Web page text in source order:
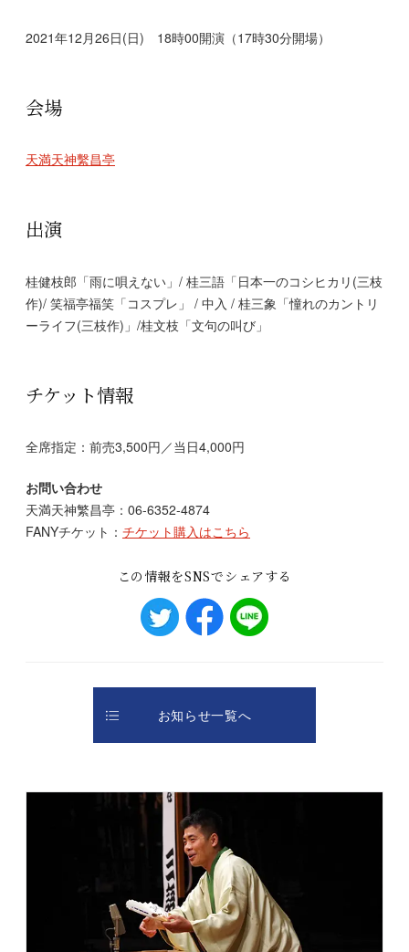
2021年12月26日(日) 18時00開演（17時30分開場）
会場
天満天神繫昌亭
出演
桂健枝郎「雨に唄えない」/ 桂三語「日本一のコシヒカリ(三枝
作)/ 笑福亭福笑「コスプレ」 / 中入 / 桂三象「憧れのカントリ
ーライフ(三枝作)」/桂文枝「文句の叫び」
チケット情報
全席指定：前売3,500円／当日4,000円
お問い合わせ
天満天神繁昌亭：06-6352-4874
FANYチケット：チケット購入はこちら
この情報をSNSでシェアする
お知らせ一覧へ